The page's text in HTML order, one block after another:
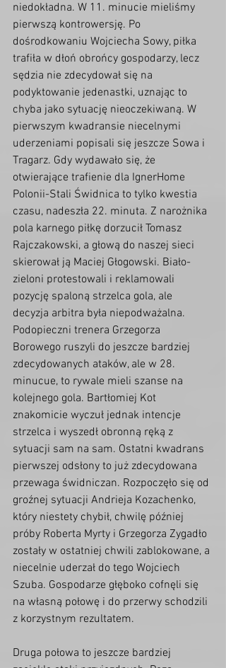
niedokładna. W 11. minucie mieliśmy
pierwszą kontrowersję. Po
dośrodkowaniu Wojciecha Sowy, piłka
trafiła w dłoń obrońcy gospodarzy, lecz
sędzia nie zdecydował się na
podyktowanie jedenastki, uznając to
chyba jako sytuację nieoczekiwaną. W
pierwszym kwadransie niecelnymi
uderzeniami popisali się jeszcze Sowa i
Tragarz. Gdy wydawało się, że
otwierające trafienie dla IgnerHome
Polonii-Stali Świdnica to tylko kwestia
czasu, nadeszła 22. minuta. Z narożnika
pola karnego piłkę dorzucił Tomasz
Rajczakowski, a głową do naszej sieci
skierował ją Maciej Głogowski. Biało-
zieloni protestowali i reklamowali
pozycję spaloną strzelca gola, ale
decyzja arbitra była niepodważalna.
Podopieczni trenera Grzegorza
Borowego ruszyli do jeszcze bardziej
zdecydowanych ataków, ale w 28.
minucue, to rywale mieli szanse na
kolejnego gola. Bartłomiej Kot
znakomicie wyczuł jednak intencje
strzelca i wyszedł obronną ręką z
sytuacji sam na sam. Ostatni kwadrans
pierwszej odsłony to już zdecydowana
przewaga świdniczan. Rozpoczęło się od
groźnej sytuacji Andrieja Kozachenko,
który niestety chybił, chwilę później
próby Roberta Myrty i Grzegorza Zygadło
zostały w ostatniej chwili zablokowane, a
niecelnie uderzał do tego Wojciech
Szuba. Gospodarze głęboko cofnęli się
na własną połowę i do przerwy schodzili
z korzystnym rezultatem.
Druga połowa to jeszcze bardziej